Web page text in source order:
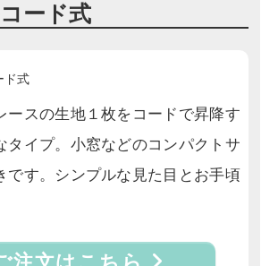
ード式
ースの生地１枚をコードで昇降す
タイプ。小窓などのコンパクトサ
です。シンプルな見た目とお手頃